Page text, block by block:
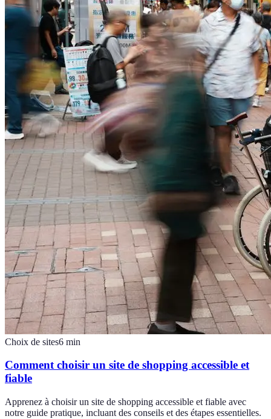
Choix de sites6 min
Comment choisir un site de shopping accessible et
fiable
Apprenez à choisir un site de shopping accessible et fiable avec
notre guide pratique, incluant des conseils et des étapes essentielles.